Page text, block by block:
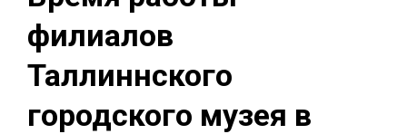
филиалов
Таллиннского
городского музея в